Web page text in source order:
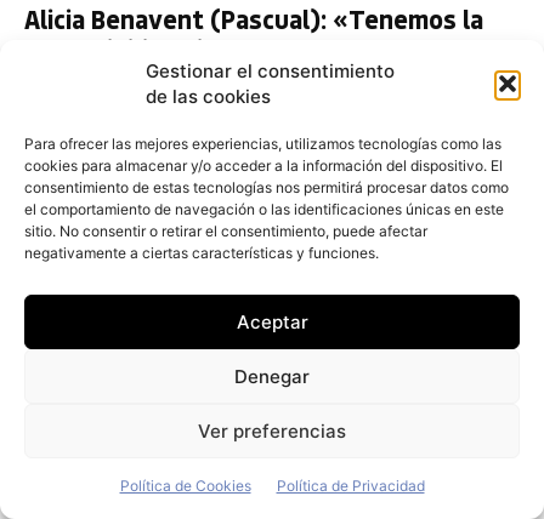
Gestionar el consentimiento
de las cookies
Para ofrecer las mejores experiencias, utilizamos tecnologías como las
cookies para almacenar y/o acceder a la información del dispositivo. El
consentimiento de estas tecnologías nos permitirá procesar datos como
el comportamiento de navegación o las identificaciones únicas en este
sitio. No consentir o retirar el consentimiento, puede afectar
negativamente a ciertas características y funciones.
Aceptar
Denegar
Ver preferencias
Política de Cookies Política de Privacidad
Alicia Benavent (Pascual): «Tenemos la
sostenibilidad integrada en nuestro ADN»
12 de julio de 2026